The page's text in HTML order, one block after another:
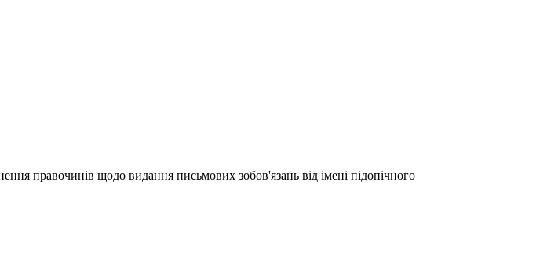
правочинів щодо видання письмових зобов'язань від імені підопічного